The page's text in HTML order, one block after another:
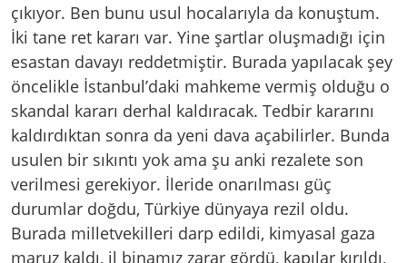
çıkıyor. Ben bunu usul hocalarıyla da konuştum.
İki tane ret kararı var. Yine şartlar oluşmadığı için
esastan davayı reddetmiştir. Burada yapılacak şey
öncelikle İstanbul’daki mahkeme vermiş olduğu o
skandal kararı derhal kaldıracak. Tedbir kararını
kaldırdıktan sonra da yeni dava açabilirler. Bunda
usulen bir sıkıntı yok ama şu anki rezalete son
verilmesi gerekiyor. İleride onarılması güç
durumlar doğdu, Türkiye dünyaya rezil oldu.
Burada milletvekilleri darp edildi, kimyasal gaza
maruz kaldı, il binamız zarar gördü, kapılar kırıldı,